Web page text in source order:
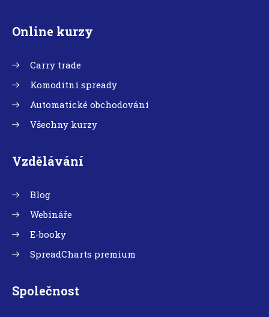
Online kurzy
Carry trade
Komoditní spready
Automatické obchodování
Všechny kurzy
Vzdělávání
Blog
Webináře
E-booky
SpreadCharts premium
Společnost